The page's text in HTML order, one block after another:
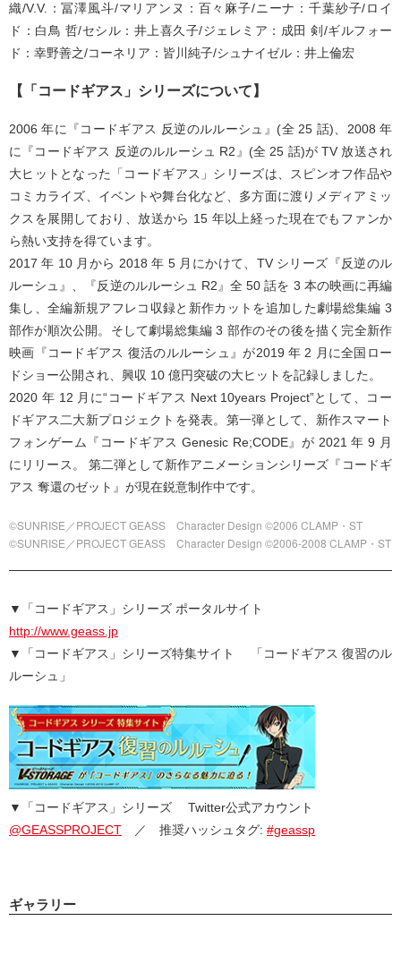
織/V.V.：冨澤風斗/マリアンヌ：百々麻子/ニーナ：千葉紗子/ロイ
ド：白鳥 哲/セシル：井上喜久子/ジェレミア：成田 剣/ギルフォー
ド：幸野善之/コーネリア：皆川純子/シュナイゼル：井上倫宏
【「コードギアス」シリーズについて】
2006 年に『コードギアス 反逆のルルーシュ』(全 25 話)、2008 年
に『コードギアス 反逆のルルーシュ R2』(全 25 話)が TV 放送され
大ヒットとなった「コードギアス」シリーズは、スピンオフ作品や
コミカライズ、イベントや舞台化など、多方面に渡りメディアミッ
クスを展開しており、放送から 15 年以上経った現在でもファンか
ら熱い支持を得ています。
2017 年 10 月から 2018 年 5 月にかけて、TV シリーズ『反逆のル
ルーシュ』、『反逆のルルーシュ R2』全 50 話を 3 本の映画に再編
集し、全編新規アフレコ収録と新作カットを追加した劇場総集編 3
部作が順次公開。そして劇場総集編 3 部作のその後を描く完全新作
映画『コードギアス 復活のルルーシュ』が2019 年 2 月に全国ロー
ドショー公開され、興収 10 億円突破の大ヒットを記録しました。
2020 年 12 月に“コードギアス Next 10years Project”として、コー
ドギアス二大新プロジェクトを発表。第一弾として、新作スマート
フォンゲーム『コードギアス Genesic Re;CODE』が 2021 年 9 月
にリリース。 第二弾として新作アニメーションシリーズ『コードギ
アス 奪還のゼット』が現在鋭意制作中です。
©SUNRISE／PROJECT GEASS Character Design ©2006 CLAMP・ST
©SUNRISE／PROJECT GEASS Character Design ©2006-2008 CLAMP・ST
▼「コードギアス」シリーズ ポータルサイト
http://www.geass.jp
▼「コードギアス」シリーズ特集サイト 「コードギアス 復習のル
ルーシュ」
▼「コードギアス」シリーズ Twitter公式アカウント
@GEASSPROJECT ／ 推奨ハッシュタグ: #geassp
ギャラリー